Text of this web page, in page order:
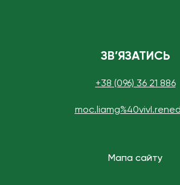
ЗВ’ЯЗАТИСЬ
+38 (096) 36 21 886
Мапа сайту